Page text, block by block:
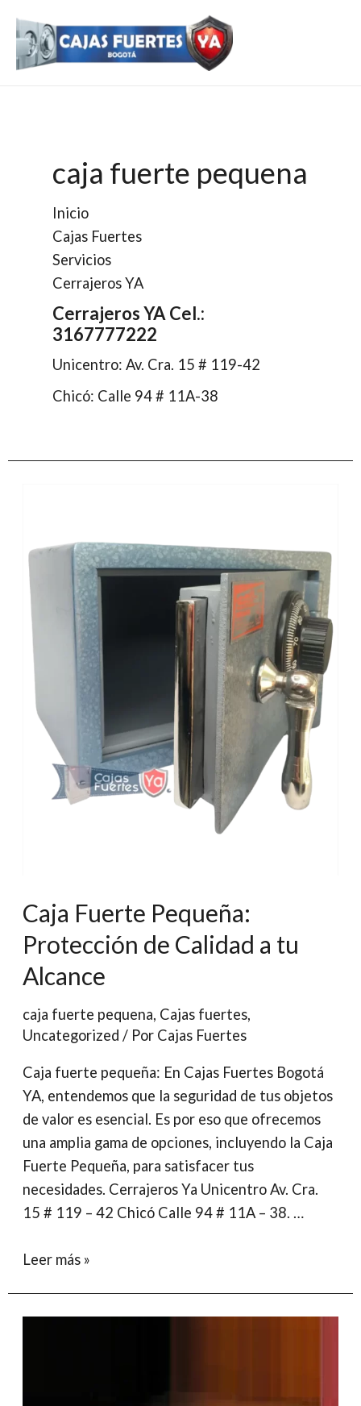
contenido
caja fuerte pequena
Inicio
Cajas Fuertes
Servicios
Cerrajeros YA
Cerrajeros YA Cel.:
3167777222
Unicentro: Av. Cra. 15 # 119-42
Chicó: Calle 94 # 11A-38
Caja Fuerte Pequeña:
Protección de Calidad a tu
Alcance
caja fuerte pequena, Cajas fuertes,
Uncategorized / Por Cajas Fuertes
Caja fuerte pequeña: En Cajas Fuertes Bogotá
YA, entendemos que la seguridad de tus objetos
de valor es esencial. Es por eso que ofrecemos
una amplia gama de opciones, incluyendo la Caja
Fuerte Pequeña, para satisfacer tus
necesidades. Cerrajeros Ya Unicentro Av. Cra.
15 # 119 – 42 Chicó Calle 94 # 11A – 38. …
Caja
Leer más »